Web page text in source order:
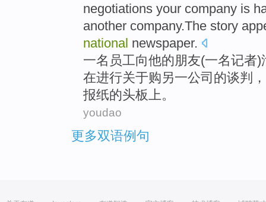
negotiations your company is
another company.The story
national newspaper.
一名 员工向他的 朋友(一名记者)
在进行关于购另一公司 的谈判
报纸的头板上。
youdao
更多双语例句